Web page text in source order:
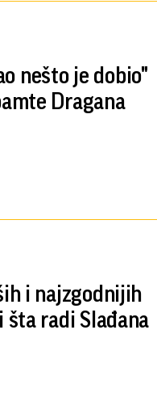
nešto je dobio"
Dragana
i najzgodnijih
šta radi Slađana